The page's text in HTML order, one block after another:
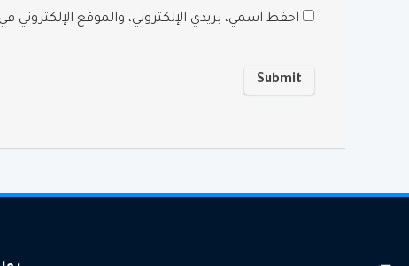
احفظ اسمي، بريدي الإلكتروني، والموقع